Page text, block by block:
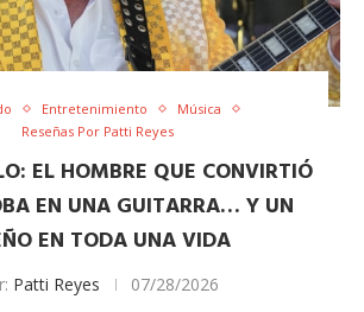
Entretenimiento
Música
Reseñas Por Patti Reyes
EL HOMBRE QUE CONVIRTIÓ
EN UNA GUITARRA… Y UN
EN TODA UNA VIDA
Patti Reyes 07/28/2026